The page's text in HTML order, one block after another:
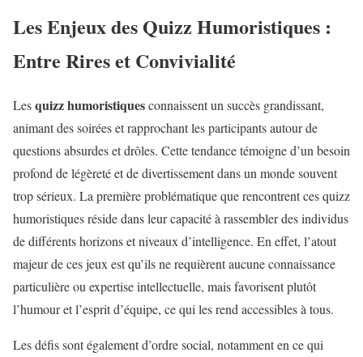
Les Enjeux des Quizz Humoristiques :
Entre Rires et Convivialité
Lesquizz humoristiquesconnaissent un succès grandissant,
animant des soirées et rapprochant les participants autour de
questions absurdes et drôles. Cette tendance témoigne d’un besoin
profond de légèreté et de divertissement dans un monde souvent
trop sérieux. La première problématique que rencontrent ces quizz
humoristiques réside dans leur capacité à rassembler des individus
de différents horizons et niveaux d’intelligence. En effet, l’atout
majeur de ces jeux est qu’ils ne requièrent aucune connaissance
particulière ou expertise intellectuelle, mais favorisent plutôt
l’humour et l’esprit d’équipe, ce qui les rend accessibles à tous.
Les défis sont également d’ordre social, notamment en ce qui